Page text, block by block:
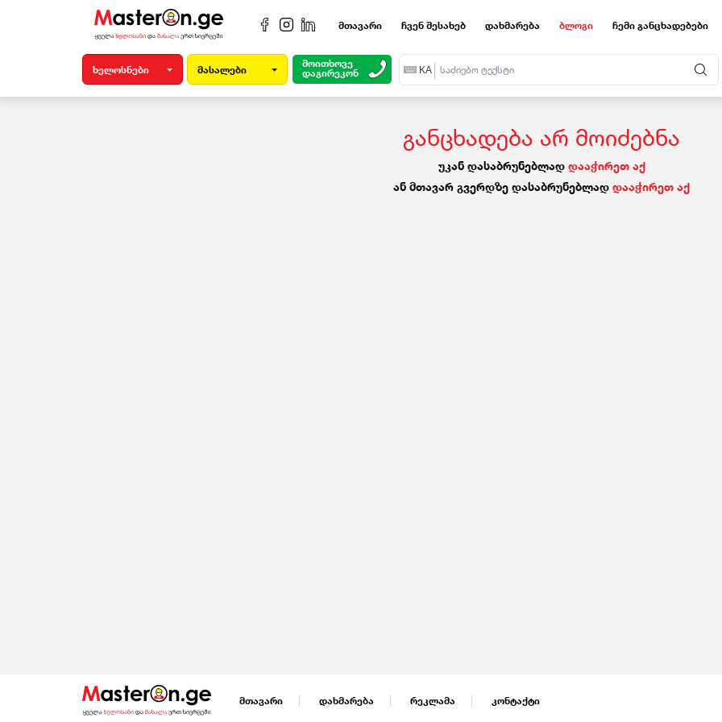
მთავარი ჩვენ შესახებ დახმარება ბლოგი ჩემი განცხადებები
ხელოსნები მასალები
მოითხოვე
დაგირეკონ
EN KA RU
განცხადება არ მოიძებნა
უკან დასაბრუნებლად დააჭირეთ აქ
ან მთავარ გვერდზე დასაბრუნებლად დააჭირეთ აქ
მთავარი დახმარება რეკლამა კონტაქტი